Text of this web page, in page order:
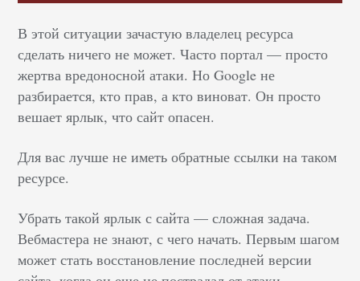
В этой ситуации зачастую владелец ресурса
сделать ничего не может. Часто портал — просто
жертва вредоносной атаки. Но Google не
разбирается, кто прав, а кто виноват. Он просто
вешает ярлык, что сайт опасен.
Для вас лучше не иметь обратные ссылки на таком
ресурсе.
Убрать такой ярлык с сайта — сложная задача.
Вебмастера не знают, с чего начать. Первым шагом
может стать восстановление последней версии